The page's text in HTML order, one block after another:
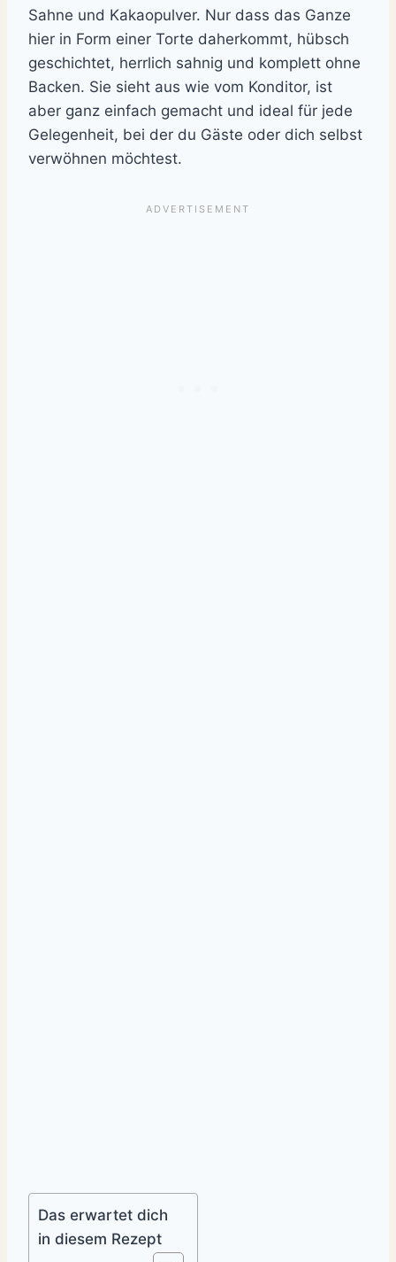
Sahne und Kakaopulver. Nur dass das Ganze
hier in Form einer Torte daherkommt, hübsch
geschichtet, herrlich sahnig und komplett ohne
Backen. Sie sieht aus wie vom Konditor, ist
aber ganz einfach gemacht und ideal für jede
Gelegenheit, bei der du Gäste oder dich selbst
verwöhnen möchtest.
Das erwartet dich
in diesem Rezept